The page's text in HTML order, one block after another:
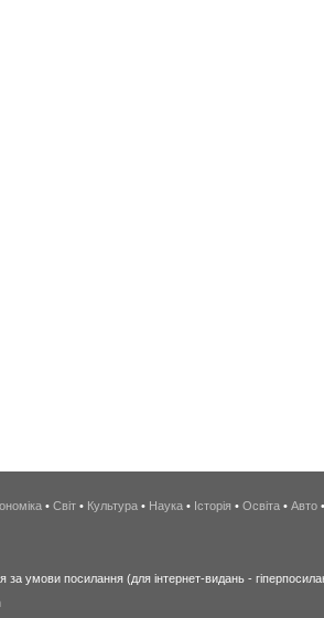
• Світ • Культура • Наука • Історія • Освіта • Авто •
за умови посилання (для інтернет-видань -